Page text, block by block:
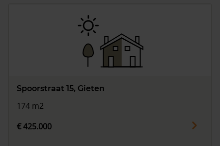
Spoorstraat 15, Gieten
174 m2
€ 425.000